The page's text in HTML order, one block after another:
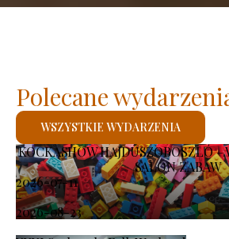
KOCKASHOW HAJDÚSZOBOSZLÓ –
SALON ZABAW
2026-07-11
-
2026-08-23
Polecane
WSZYSTKIE WYDARZENIA